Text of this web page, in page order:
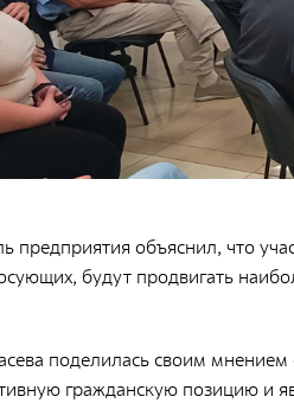
предприятия объяснил, что
будут продвигать
поделилась своим мнением
гражданскую позицию и
экологической
оценки
среду
Южный
Северо-